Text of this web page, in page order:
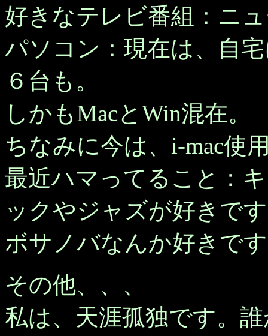
好きなテレビ番組：ニ
パソコン：現在は、自
６台も。
しかもMacとWin混在。
ちなみに今は、i-mac使
最近ハマってること：
ックやジャズが好きで
ボサノバなんか好きで
その他、、、
私は、天涯孤独です。